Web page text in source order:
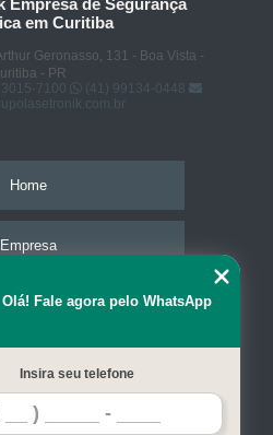
Empresa de Segurança
em Curitiba
Geronasso, 131 - Boa Vista -
- PR
7100
(41) 99134-0448
Home
Empresa
Missão
Serviços
Contato
Olá! Fale agora pelo WhatsApp
Insira seu telefone